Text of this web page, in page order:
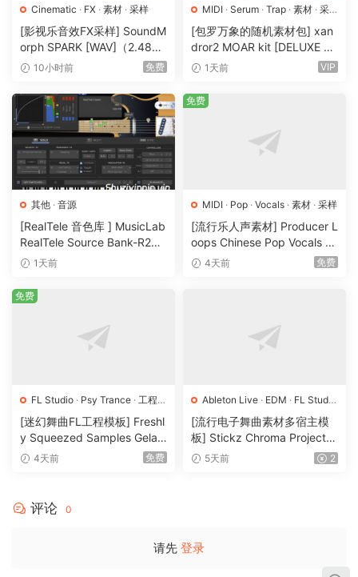
Cinematic · FX · 素材 · 采样
[影视乐音效FX采样] SoundM
orph SPARK [WAV]（2.48G
B）10小时前 免费
MIDI · Serum · Trap · 素材 · 采
样·预置
[包罗万象的随机素材包] xan
dror2 MOAR kit [DELUXE VE
RSION] [WAV, MiDi]（3.1G
1天前 VIP
其他 · 音源
[RealTele 音色库 ] MusicLab
RealTele Source Bank-R2R
[WiN]（3.13GB）
1天前
MIDI · Pop · Vocals · 素材 · 采样
[流行乐人声素材] Producer L
oops Chinese Pop Vocals Vo
l.1 [WAV, MiDi, REX]（3.21G
4天前 免费
免费
FL Studio · Psy Trance · 工程·
素材
采样
[迷幻舞曲FL工程模板] Freshl
y Squeezed Samples Gelar
di Template Essentials Vol.1
4天前 免费
免费
Ableton Live · EDM · FL Studio
· Logic Pro ·Pop · 工程· 素材
采样
[流行电子舞曲素材多宿主模
板] Stickz Chroma Project Fi
le Expansion（2.53GB）
5天前 2
评论 0
请先 登录